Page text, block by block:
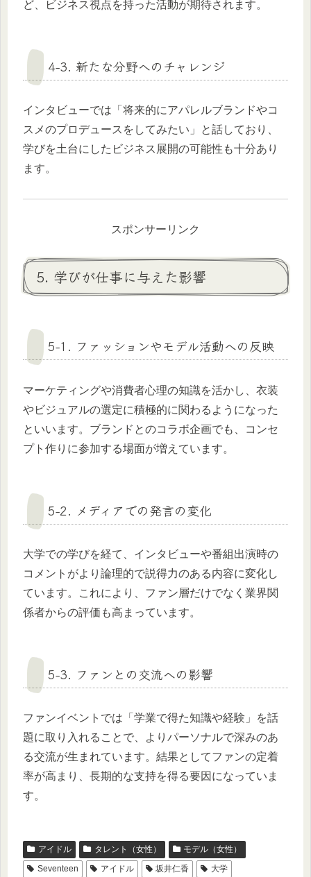
ど、ビジネス視点を持った活動が期待されます。
4-3. 新たな分野へのチャレンジ
インタビューでは「将来的にアパレルブランドやコ
スメのプロデュースをしてみたい」と話しており、
学びを土台にしたビジネス展開の可能性も十分あり
ます。
スポンサーリンク
5. 学びが仕事に与えた影響
5-1. ファッションやモデル活動への反映
マーケティングや消費者心理の知識を活かし、衣装
やビジュアルの選定に積極的に関わるようになった
といいます。ブランドとのコラボ企画でも、コンセ
プト作りに参加する場面が増えています。
5-2. メディアでの発言の変化
大学での学びを経て、インタビューや番組出演時の
コメントがより論理的で説得力のある内容に変化し
ています。これにより、ファン層だけでなく業界関
係者からの評価も高まっています。
5-3. ファンとの交流への影響
ファンイベントでは「学業で得た知識や経験」を話
題に取り入れることで、よりパーソナルで深みのあ
る交流が生まれています。結果としてファンの定着
率が高まり、長期的な支持を得る要因になっていま
す。
アイドル タレント（女性）
モデル（女性）
Seventeen
アイドル 坂井仁香
大学